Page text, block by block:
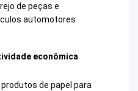
de peças e
automotores
econômica
de papel para